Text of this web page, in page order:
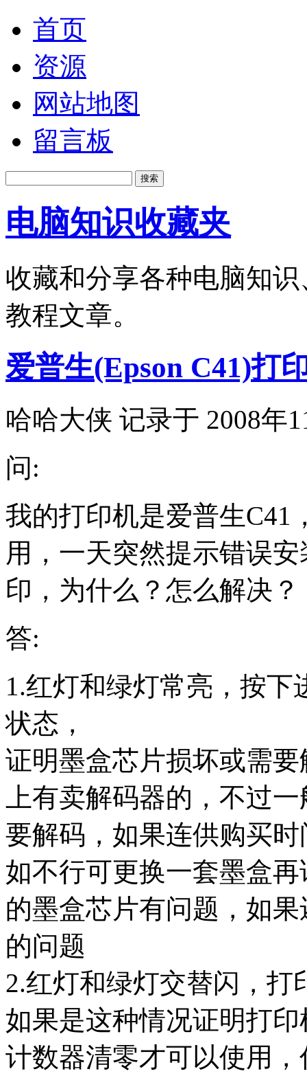
首页
资源
网站地图
留言板
电脑知识收藏夹
收藏和分享各种电脑知
教程文章。
爱普生(Epson C41)打
哈哈大侠 记录于 2008年
问:
我的打印机是爱普生C41
用，一天突然提示错误
印，为什么？怎么解决？
答:
1.红灯和绿灯常亮，按
状态，
证明墨盒芯片损坏或需
上有卖解码器的，不过
要解码，如果连供购买
如不行可更换一套墨盒
的墨盒芯片有问题，如
的问题
2.红灯和绿灯交替闪，打
如果是这种情况证明打
计数器清零才可以使用